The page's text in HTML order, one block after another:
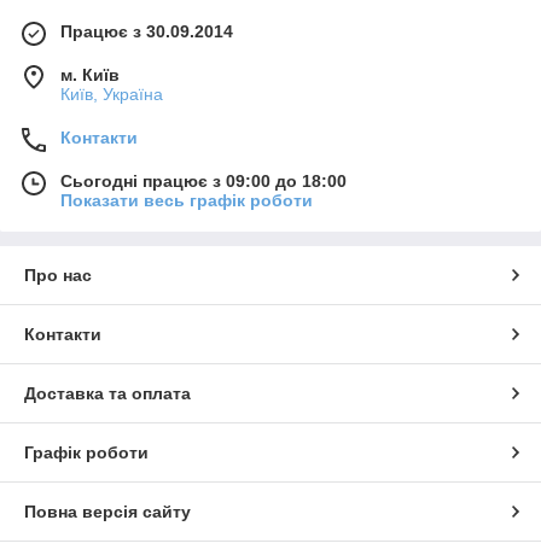
Працює з 30.09.2014
м. Київ
Київ, Україна
Контакти
Сьогодні працює з 09:00 до 18:00
Показати весь графік роботи
Про нас
Контакти
Доставка та оплата
Графік роботи
Повна версія сайту